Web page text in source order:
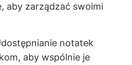
aby zarządzać swoimi
notatek
aby wspólnie je